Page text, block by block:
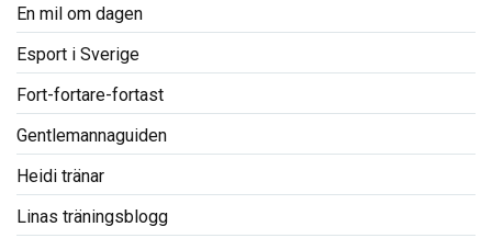
En mil om dagen
Esport i Sverige
Fort-fortare-fortast
Gentlemannaguiden
Heidi tränar
Linas träningsblogg